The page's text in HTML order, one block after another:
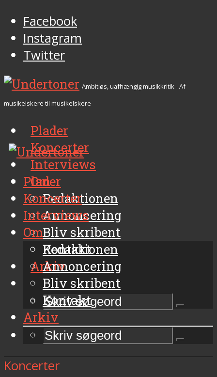
Facebook
Instagram
Twitter
Ambitiøs, uafhængig musikkritik - Af
musikelskere til musikelskere
Plader
Koncerter
Interviews
Om
Redaktionen
Annoncering
Bliv skribent
Kontakt
Arkiv
Plader
Koncerter
Interviews
Om
Redaktionen
Annoncering
Bliv skribent
Kontakt
Arkiv
Koncerter